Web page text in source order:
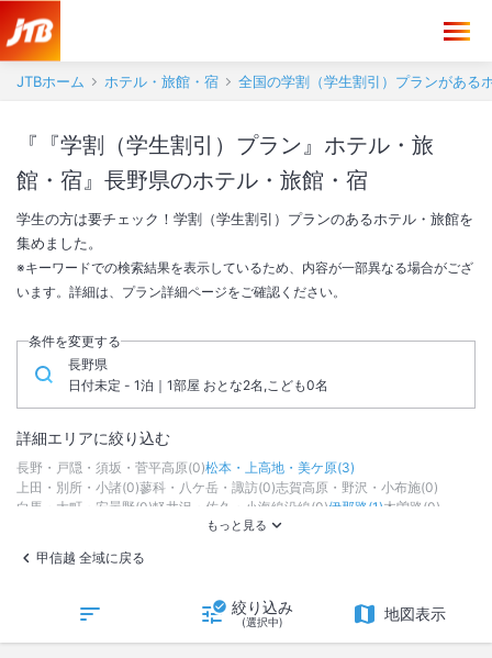
JTBホーム ホテル・旅館・宿 全国の学割（学生割引）プランがある
『『学割（学生割引）プラン』ホテル・旅
館・宿』長野県のホテル・旅館・宿
学生の方は要チェック！学割（学生割引）プランのあるホテル・旅館を
集めました。
※キーワードでの検索結果を表示しているため、内容が一部異なる場合がござ
います。詳細は、プラン詳細ページをご確認ください。
条件を変更する
長野県
日付未定 - 1泊｜1部屋 おとな2名,こども0名
詳細エリアに絞り込む
長野・戸隠・須坂・菅平高原(0)松本・上高地・美ケ原(3)
上田・別所・小諸(0)蓼科・八ケ岳・諏訪(0)志賀高原・野沢・小布施(0)
白馬・大町・安曇野(0)軽井沢・佐久・小海線沿線(0)伊那路 (1)木曽路 (0)
甲信越 全域に戻る
絞り込み
(選択中) 地図表示